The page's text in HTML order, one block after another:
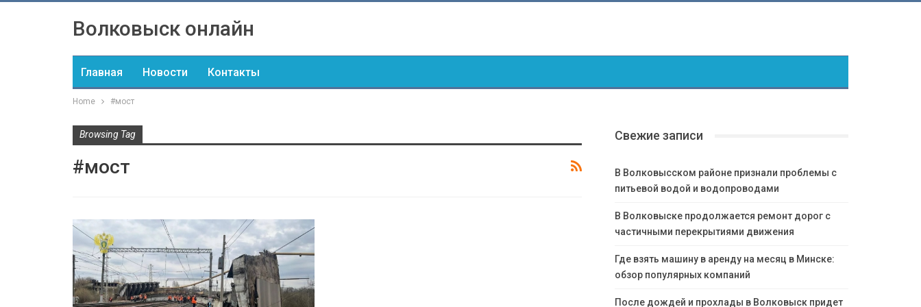
Волковыск онлайн
Главная Новости Контакты
Home #мост
Browsing Tag
#мост
Свежие записи
В Волковысском районе признали проблемы с
питьевой водой и водопроводами
В Волковыске продолжается ремонт дорог с
частичными перекрытиями движения
Где взять машину в аренду на месяц в Минске:
обзор популярных компаний
После дождей и прохлады в Волковыск придет